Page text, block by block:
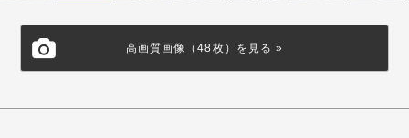
高画質画像（48枚）を見る »